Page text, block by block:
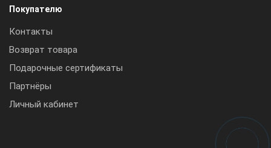
Покупателю
Контакты
Возврат товара
Подарочные сертификаты
Партнёры
Личный кабинет